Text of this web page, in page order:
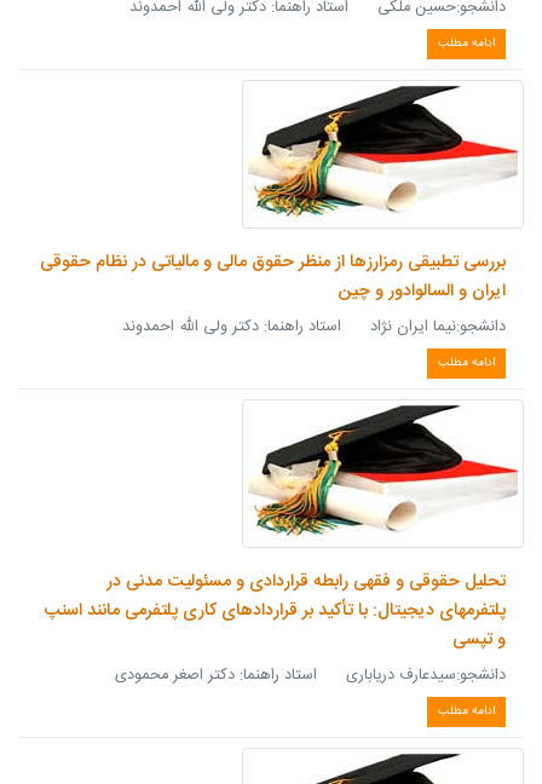
دانشجو:حسین ملكی استاد راهنما: دکتر ولی الله احمدوند
ادامه مطلب
بررسی تطبیقی رمزارزها از منظر حقوق مالی و مالیاتی در نظام حقوقی
ایران و السالوادور و چین
دانشجو:نیما ایران نژاد استاد راهنما: دکتر ولی الله احمدوند
ادامه مطلب
تحلیل حقوقی و فقهی رابطه قراردادی و مسئولیت مدنی در
پلتفرمهای دیجیتال: با تأکید بر قراردادهای کاری پلتفرمی مانند اسنپ
و تپسی
دانشجو:سیدعارف دریاباری استاد راهنما: دکتر اصغر محمودی
ادامه مطلب